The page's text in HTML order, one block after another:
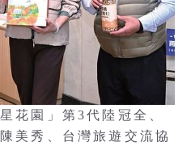
花園」第3代陸冠全、
美秀、台灣旅遊交流協